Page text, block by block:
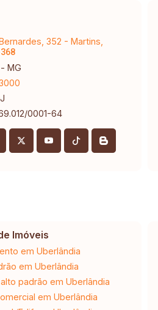
352 - Martins,
MG
0001-64
Imóveis
em Uberlândia
em Uberlândia
padrão em Uberlândia
em Uberlândia